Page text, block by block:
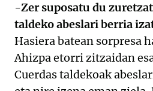
-Zer suposatu du zuretzat
taldeko abeslari berria
Hasiera batean sorpresa
Ahizpa etorri zitzaidan
Cuerdas taldekoak